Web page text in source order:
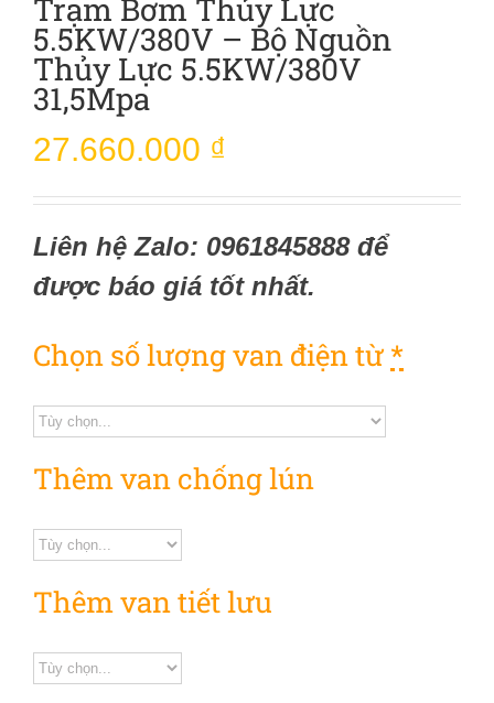
Trạm Bơm Thủy Lực
5.5KW/380V – Bộ Nguồn
Thủy Lực 5.5KW/380V
31,5Mpa
27.660.000 ₫
Liên hệ Zalo: 0961845888 để
được báo giá tốt nhất.
Chọn số lượng van điện từ*
Thêm van chống lún
Thêm van tiết lưu